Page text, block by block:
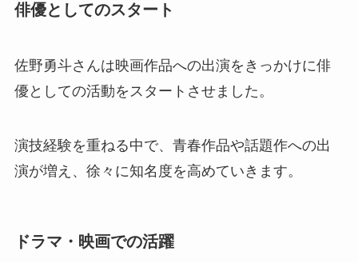
俳優としてのスタート
佐野勇斗さんは映画作品への出演をきっかけに俳
優としての活動をスタートさせました。
演技経験を重ねる中で、青春作品や話題作への出
演が増え、徐々に知名度を高めていきます。
ドラマ・映画での活躍